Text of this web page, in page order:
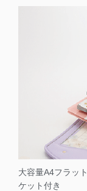
大容量A4フラッ
ケット付き